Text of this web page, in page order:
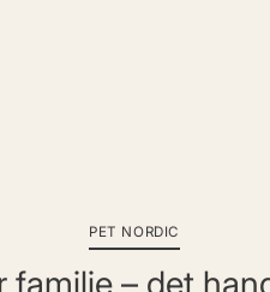
PET NORDIC